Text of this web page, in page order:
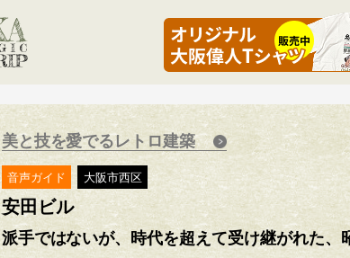
美と技を愛でるレトロ建築
音声ガイド 大阪市西区
安田ビル
派手ではないが、時代を超えて受け継がれた、